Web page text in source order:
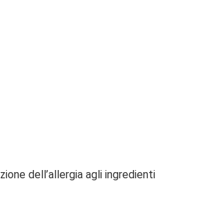
dell’allergia agli ingredienti